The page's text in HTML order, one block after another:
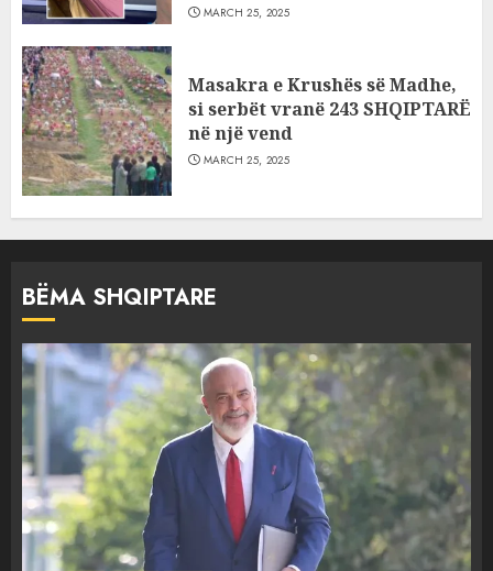
MARCH 25, 2025
Masakra e Krushës së Madhe,
si serbët vranë 243 SHQIPTARË
në një vend
MARCH 25, 2025
BËMA SHQIPTARE